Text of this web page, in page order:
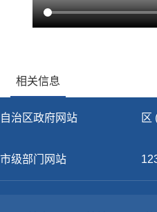
相关信息
自治区政府网站 区
市级部门网站